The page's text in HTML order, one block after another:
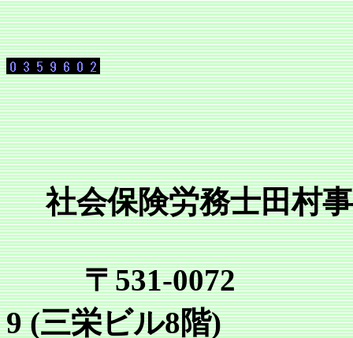
社会保険労務士田村
〒531-0072 大
9 (三栄ビル8階)